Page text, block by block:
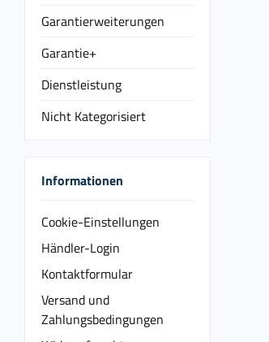
Garantierweiterungen
Garantie+
Dienstleistung
Nicht Kategorisiert
Informationen
Cookie-Einstellungen
Händler-Login
Kontaktformular
Versand und
Zahlungsbedingungen